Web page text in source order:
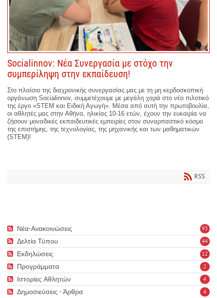
Socialinnov: Νέα Συνεργασία με στόχο την
συμπερίληψη στην εκπαίδευση!
Στο πλαίσιο της διαχρονικής συνεργασίας μας με τη μη κερδοσκοπική
οργάνωση Socialinnov, συμμετέχουμε με μεγάλη χαρά στο νέο πιλοτικό
της έργο «STEM και Ειδική Αγωγή». Μέσα από αυτή την πρωτοβουλία,
οι αθλητές μας στην Αθήνα, ηλικίας 10-16 ετών, έχουν την ευκαιρία να
ζήσουν μοναδικές εκπαιδευτικές εμπειρίες στον συναρπαστικό κόσμο
της επιστήμης, της τεχνολογίας, της μηχανικής και των μαθηματικών
(STEM)!
RSS
93
Νέα-Ανακοινώσεις
44
Δελτία Τύπου
12
Εκδηλώσεις
2
Προγράμματα
4
Ιστορίες Αθλητών
4
Δημοσιεύσεις - Άρθρα